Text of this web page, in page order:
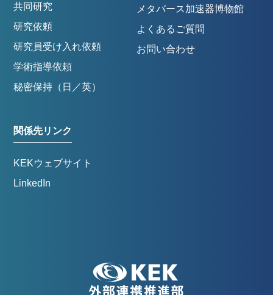
共同研究
研究依頼
研究員受け入れ依頼
学術指導依頼
秘密保持（日／英）
メタバース加速器博物館
よくあるご質問
お問い合わせ
関係先リンク
KEKウェブサイト
LinkedIn